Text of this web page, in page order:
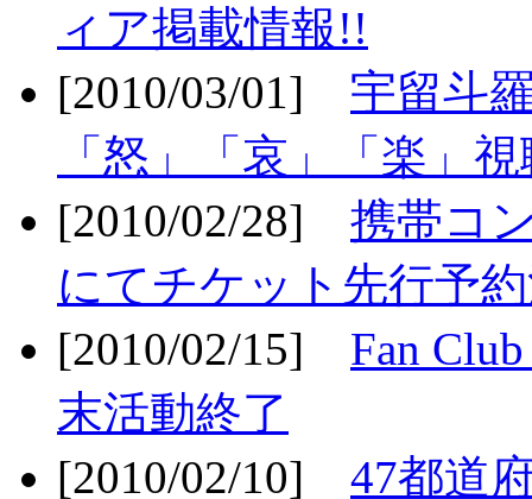
ィア掲載情報!!
[2010/03/01] 宇留斗
「怒」「哀」「楽」
[2010/02/28] 携帯コ
にてチケット先行予
[2010/02/15] Fan
末活動終了
[2010/02/10] 47都道